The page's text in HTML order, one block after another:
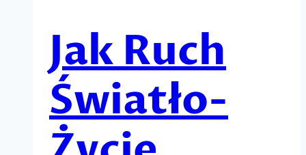
Jak Ruch
Światło-